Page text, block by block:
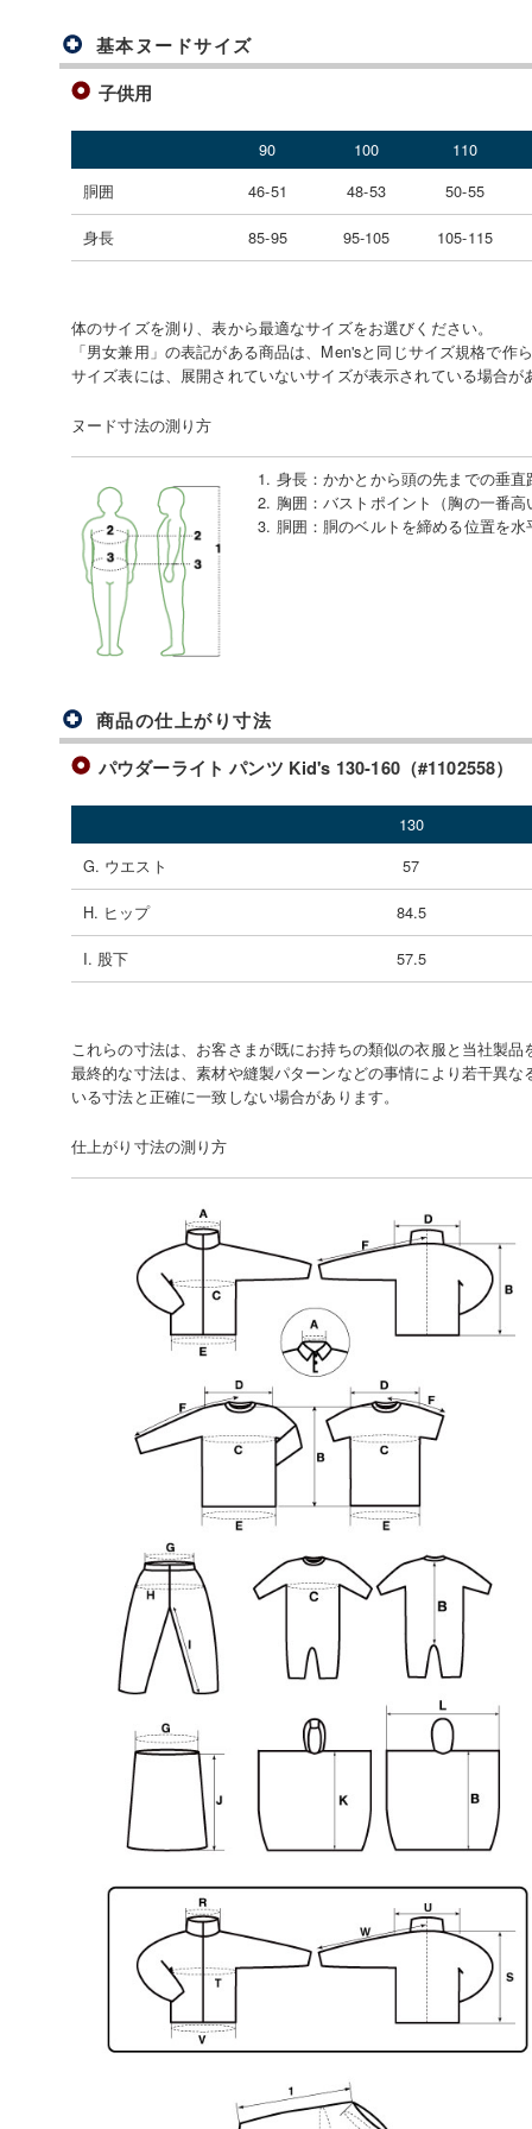
基本ヌードサイズ
子供用
90 100
110
胴囲
46-51 48-53 50-55
身長 85-95 95-105 105-115
体のサイズを測り、表から最適なサイズをお選びください。
「男女兼用」の表記がある商品は、Men'sと同じサイズ規格で作
サイズ表には、展開されていないサイズが表示されている場合が
ヌード寸法の測り方
1. 身長 ：かかとから頭の先までの垂直
2. 胸囲 ：バストポイント（胸の一番
3. 胴囲 ： 胴のベルトを締める位置を
商品の仕上がり寸法
パウダーライト パンツ Kid's 130-160（#1102558）
130
G. ウエスト
57
H. ヒップ 84.5
I. 股下 57.5
これらの寸法は、お客さまが既にお持ちの類似の衣服と当社製
最終的な寸法は、素材や縫製パターンなどの事情により若干異
いる寸法と正確に一致しない場合があります。
仕上がり寸法の測り方